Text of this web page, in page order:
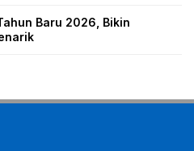
Baru 2026, Bikin